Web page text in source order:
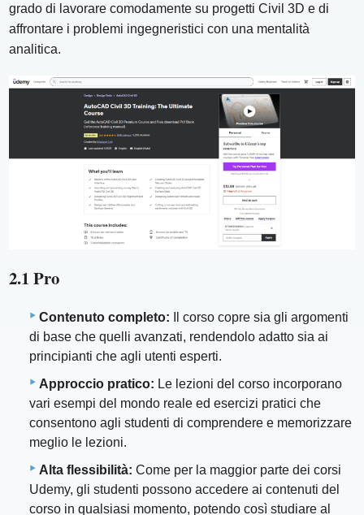
grado di lavorare comodamente su progetti Civil 3D e di
affrontare i problemi ingegneristici con una mentalità
analitica.
2.1 Pro
Contenuto completo: Il corso copre sia gli argomenti
di base che quelli avanzati, rendendolo adatto sia ai
principianti che agli utenti esperti.
Approccio pratico: Le lezioni del corso incorporano
vari esempi del mondo reale ed esercizi pratici che
consentono agli studenti di comprendere e memorizzare
meglio le lezioni.
Alta flessibilità: Come per la maggior parte dei corsi
Udemy, gli studenti possono accedere ai contenuti del
corso in qualsiasi momento, potendo così studiare al